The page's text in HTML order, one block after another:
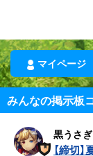
マイページ
みんなの掲示板
黒うさぎ
【締切